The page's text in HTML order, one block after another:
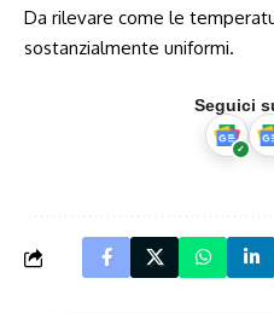
Da rilevare come le
sostanzialmente uniformi.
Seguici